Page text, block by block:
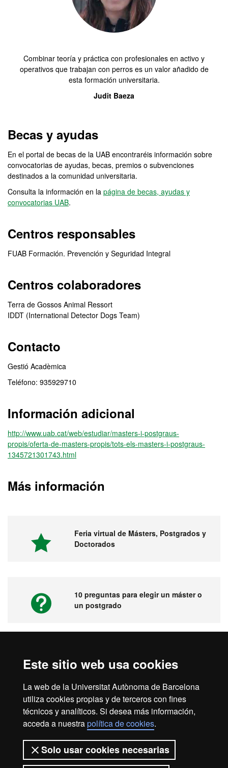
Este sitio web usa cookies
La web de la Universitat Autònoma de Barcelona
utiliza cookies propias y de terceros con fines
técnicos y analíticos. Si desea más información,
acceda a nuestrapolítica de cookies.
Solo usar cookies necesarias
Combinar teoría y práctica con profesionales en activo y
operativos que trabajan con perros es un valor añadido de
esta formación universitaria.
Judit Baeza
Becas y ayudas
En el portal de becas de la UAB encontraréis información sobre
convocatorias de ayudas, becas, premios o subvenciones
destinados a la comunidad universitaria.
Consulta la información en la página de becas, ayudas y
convocatorias UAB.
Centros responsables
FUAB Formación. Prevención y Seguridad Integral
Centros colaboradores
Terra de Gossos Animal Ressort
IDDT (International Detector Dogs Team)
Contacto
Gestió Acadèmica
Teléfono: 935929710
Información adicional
http://www.uab.cat/web/estudiar/masters-i-postgraus-
propis/oferta-de-masters-propis/tots-els-masters-i-postgraus-
1345721301743.html
Más información
Feria virtual de Másters, Postgrados y
Doctorados
10 preguntas para elegir un máster o
un postgrado
postgrados y doctorados
Sobre el web
Accesibilidad web